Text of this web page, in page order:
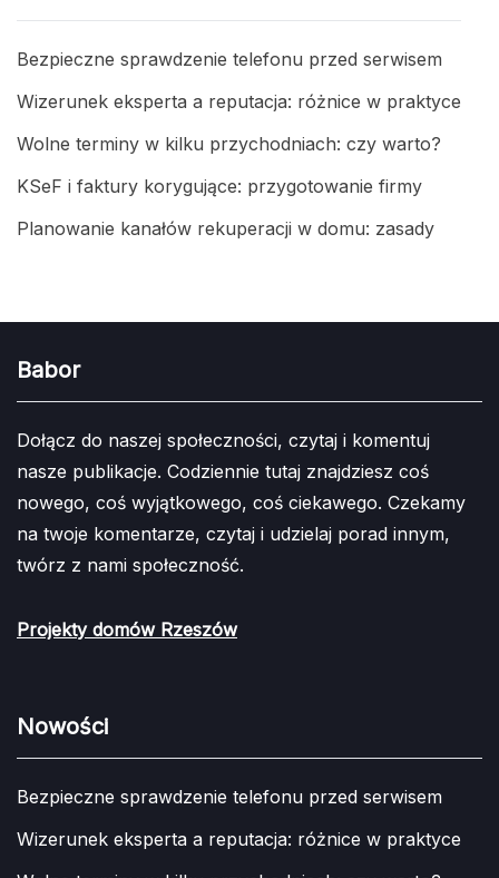
Bezpieczne sprawdzenie telefonu przed serwisem
Wizerunek eksperta a reputacja: różnice w praktyce
Wolne terminy w kilku przychodniach: czy warto?
KSeF i faktury korygujące: przygotowanie firmy
Planowanie kanałów rekuperacji w domu: zasady
Babor
Dołącz do naszej społeczności, czytaj i komentuj
nasze publikacje. Codziennie tutaj znajdziesz coś
nowego, coś wyjątkowego, coś ciekawego. Czekamy
na twoje komentarze, czytaj i udzielaj porad innym,
twórz z nami społeczność.
Projekty domów Rzeszów
Nowości
Bezpieczne sprawdzenie telefonu przed serwisem
Wizerunek eksperta a reputacja: różnice w praktyce